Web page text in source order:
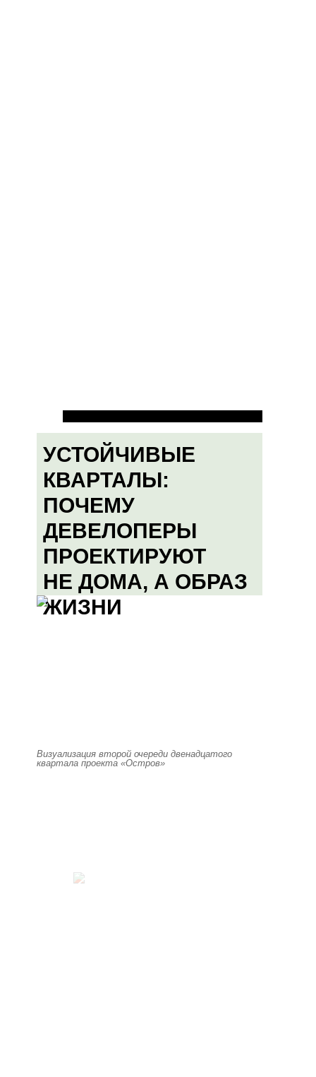
УСТОЙЧИВЫЕ
КВАРТАЛЫ:
ПОЧЕМУ
ДЕВЕЛОПЕРЫ
ПРОЕКТИРУЮТ
НЕ ДОМА, А ОБРАЗ
ЖИЗНИ
Визуализация второй очереди двенадцатого
квартала проекта «Остров»